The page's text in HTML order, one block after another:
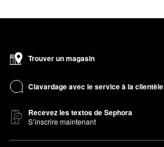
Trouver un magasin
Clavardage avec le service à la clientèle
Recevez les textos de Sephora
S’inscrire maintenant